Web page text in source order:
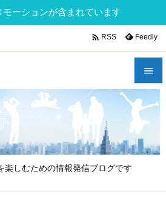
ーションが含まれています
楽しむための情報発信ブログです


メニュ

サイド


 RSS Feedly